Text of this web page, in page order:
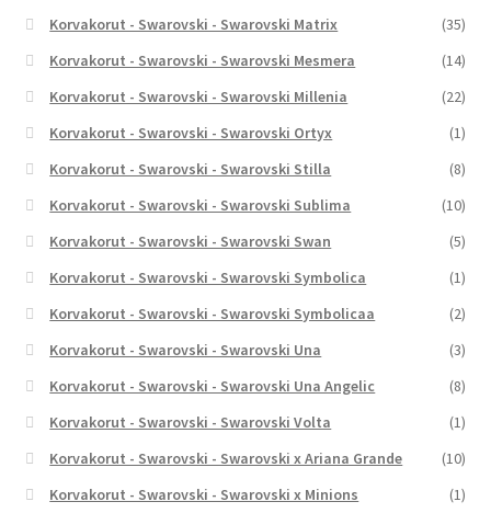
Korvakorut - Swarovski - Swarovski Matrix
(35)
Korvakorut - Swarovski - Swarovski Mesmera
(14)
Korvakorut - Swarovski - Swarovski Millenia
(22)
Korvakorut - Swarovski - Swarovski Ortyx
(1)
Korvakorut - Swarovski - Swarovski Stilla
(8)
Korvakorut - Swarovski - Swarovski Sublima
(10)
Korvakorut - Swarovski - Swarovski Swan
(5)
Korvakorut - Swarovski - Swarovski Symbolica
(1)
Korvakorut - Swarovski - Swarovski Symbolicaa
(2)
Korvakorut - Swarovski - Swarovski Una
(3)
Korvakorut - Swarovski - Swarovski Una Angelic
(8)
Korvakorut - Swarovski - Swarovski Volta
(1)
Korvakorut - Swarovski - Swarovski x Ariana Grande
(10)
Korvakorut - Swarovski - Swarovski x Minions
(1)